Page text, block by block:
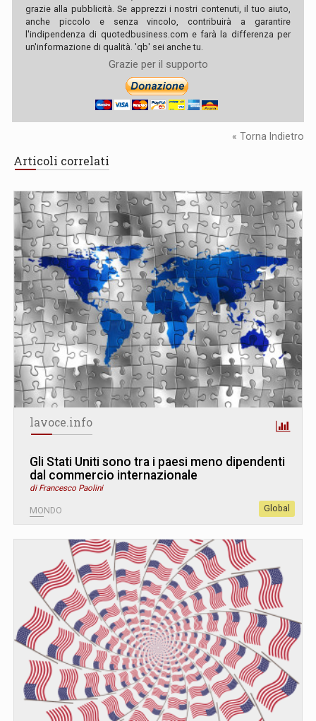
grazie alla pubblicità. Se apprezzi i nostri contenuti, il tuo aiuto,
anche piccolo e senza vincolo, contribuirà a garantire
l'indipendenza di quotedbusiness.com e farà la differenza per
un'informazione di qualità. 'qb' sei anche tu.
Grazie per il supporto
« Torna Indietro
Articoli correlati
lavoce.info
Gli Stati Uniti sono tra i paesi meno dipendenti
dal commercio internazionale
di Francesco Paolini
MONDO Global